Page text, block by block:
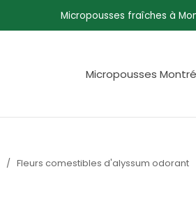
Micropousses fraîches à
Micropousses
/ Fleurs comestibles d'alyssum odorant